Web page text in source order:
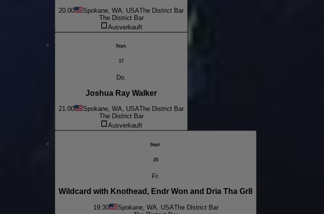
20:00 Spokane, WA, USAThe District Bar
The District Bar
Ausverkauft
Sept.
17
Do.
Joshua Ray Walker
21:00 Spokane, WA, USAThe District Bar
The District Bar
Ausverkauft
Sept.
25
Fr.
Wildcard with Knothead, Endr Won and Dria Tha Gr8
19:30 Spokane, WA, USAThe District Bar